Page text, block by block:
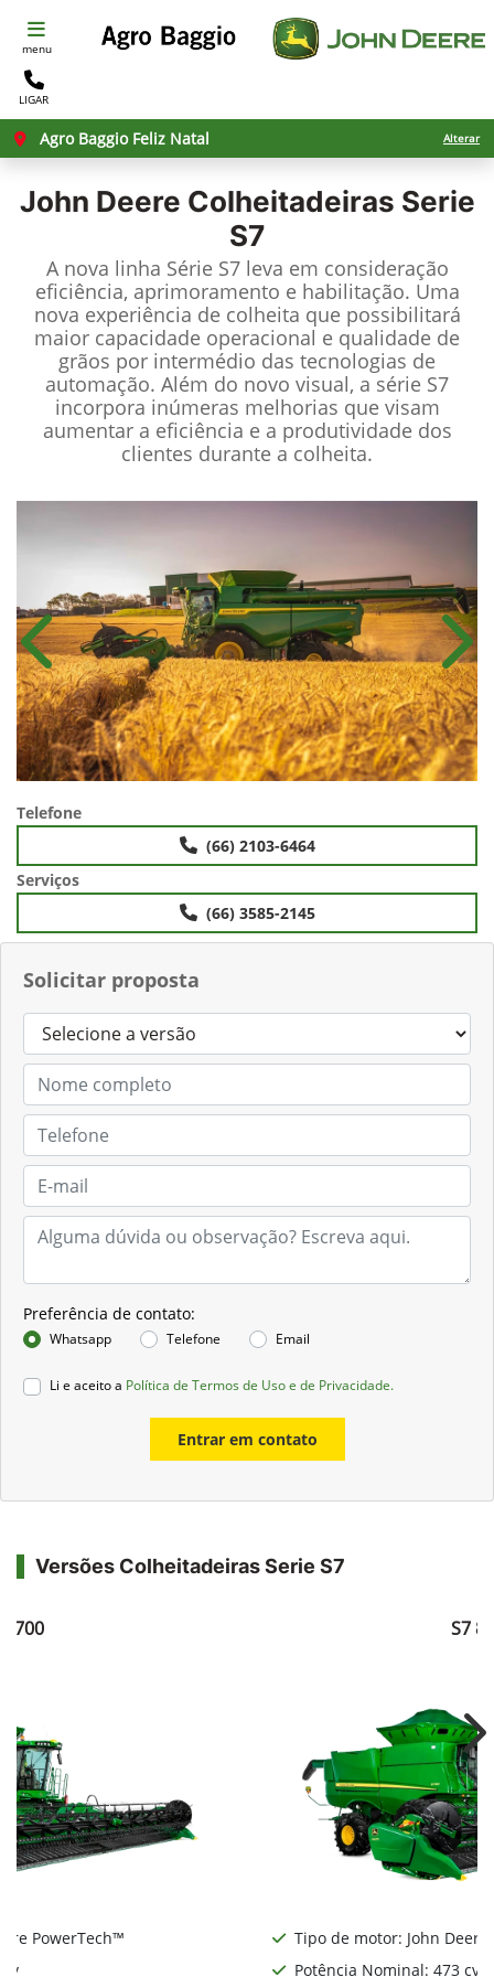
menu
LIGAR
Agro Baggio Feliz Natal Alterar
John Deere Colheitadeiras Serie
S7
A nova linha Série S7 leva em consideração
eficiência, aprimoramento e habilitação. Uma
nova experiência de colheita que possibilitará
maior capacidade operacional e qualidade de
grãos por intermédio das tecnologias de
automação. Além do novo visual, a série S7
incorpora inúmeras melhorias que visam
aumentar a eficiência e a produtividade dos
clientes durante a colheita.
Solicitar proposta
Preferência de contato:
Whatsapp Telefone Email
Li e aceito a Política de Termos de Uso e de Privacidade.
Entrar em contato
Anterior
Telefone
(66) 2103-6464
Serviços
(66) 3585-2145
Versões Colheitadeiras Serie S7
700
PowerTech™
S7
Tipo de motor: John Deere
Potência Nominal: 473 cv